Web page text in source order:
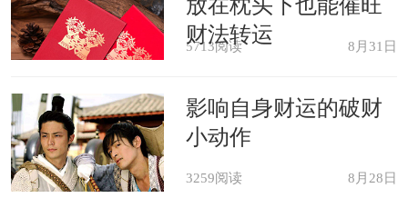
是有小人在阻碍你的发展，这个时候你
需要小心谨慎行事，多问问信赖的并令
当官者梦见自己跨过湍急的大河预
示着自己会有升迁之喜，在此过程中可
放在枕头下也能催旺
财法转运
5713阅读 8月31日
影响自身财运的破财
小动作
3259阅读 8月28日